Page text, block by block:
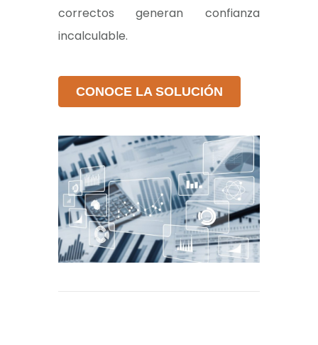
correctos generan confianza
incalculable.
CONOCE LA SOLUCIÓN